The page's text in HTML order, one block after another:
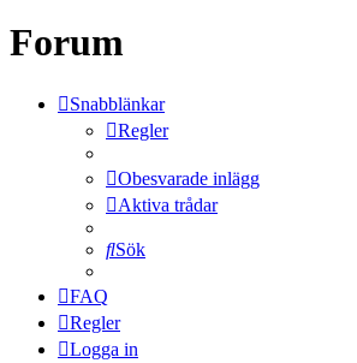
Forum
Snabblänkar
Regler
Obesvarade inlägg
Aktiva trådar
Sök
FAQ
Regler
Logga in